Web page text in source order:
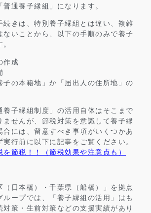
通養子縁組」になります。
続きは、特別養子縁組とは違い、複雑
ないことから、以下の手順のみで養子
作成
の本籍地」か「届出人の住所地」の
養子縁組制度」の活用自体はそこまで
ませんが、節税対策を意識して養子縁
合には、留意すべき事項がいくつかあ
実行前に以下に記事をご覧ください。
節税！！（節税効果や注意点も）
（日本橋）・千葉県（船橋）」を拠点
ループでは、「養子縁組の活用」はも
対策・生前対策などの支援実績があり